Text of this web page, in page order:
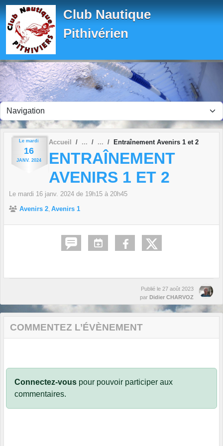
Club Nautique
Pithivérien
Le mardi
16
JANV. 2024
Accueil Entraînement Avenirs 1 et 2
ENTRAÎNEMENT
AVENIRS 1 ET 2
Le mardi 16 janv. 2024 de 19h15 à 20h45
Avenirs 2 Avenirs 1
Publié le 27 août 2023
par Didier CHARVOZ
COMMENTEZ L’ÉVÈNEMENT
Connectez-vous pour pouvoir participer aux
commentaires.
Panneau de gestion des cookies